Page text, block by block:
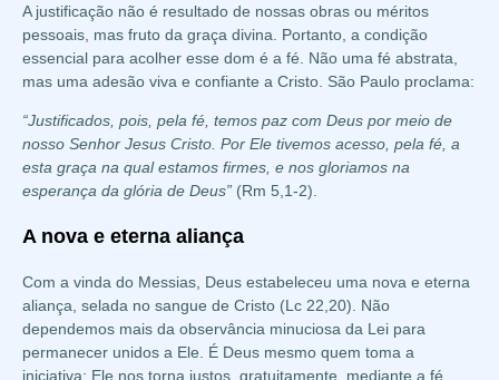
A justificação não é resultado de nossas obras ou méritos
pessoais, mas fruto da graça divina. Portanto, a condição
essencial para acolher esse dom é a fé. Não uma fé abstrata,
mas uma adesão viva e confiante a Cristo. São Paulo proclama:
“Justificados, pois, pela fé, temos paz com Deus por meio de
nosso Senhor Jesus Cristo. Por Ele tivemos acesso, pela fé, a
esta graça na qual estamos firmes, e nos gloriamos na
esperança da glória de Deus” (Rm 5,1-2).
A nova e eterna aliança
Com a vinda do Messias, Deus estabeleceu uma nova e eterna
aliança, selada no sangue de Cristo (Lc 22,20). Não
dependemos mais da observância minuciosa da Lei para
permanecer unidos a Ele. É Deus mesmo quem toma a
iniciativa: Ele nos torna justos, gratuitamente, mediante a fé.